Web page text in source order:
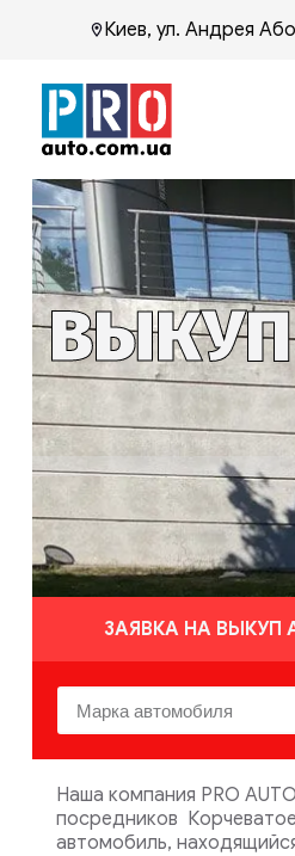
Киев, ул. Андрея
ВЫКУП
ЗАЯВКА НА ВЫКУП
Наша компания PRO
посредников
автомобиль,